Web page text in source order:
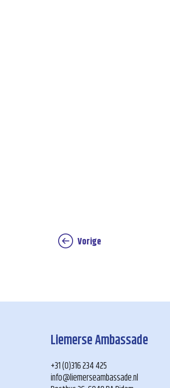
Vorige
Liemerse Ambassade
+31 (0)316 234 425
info@liemerseambassade.nl